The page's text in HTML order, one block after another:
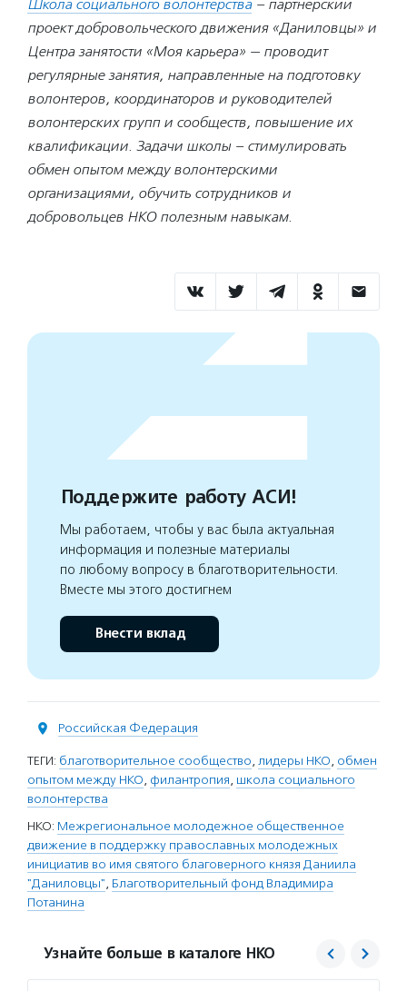
Школа социального волонтерства– партнерский
проект добровольческого движения «Даниловцы» и
Центра занятости «Моя карьера» — проводит
регулярные занятия, направленные на подготовку
волонтеров, координаторов и руководителей
волонтерских групп и сообществ, повышение их
квалификации. Задачи школы – стимулировать
обмен опытом между волонтерскими
организациями, обучить сотрудников и
добровольцев НКО полезным навыкам.
Поддержите работу АСИ!
Мы работаем, чтобы у вас была актуальная
информация и полезные материалы
по любому вопросу в благотворительности.
Вместе мы этого достигнем
Внести вклад
Российская Федерация
ТЕГИ: благотворительное сообщество, лидеры НКО, обмен
опытом между НКО, филантропия, школа социального
волонтерства
НКО: Межрегиональное молодежное общественное
движение в поддержку православных молодежных
инициатив во имя святого благоверного князя Даниила
"Даниловцы", Благотворительный фонд Владимира
Потанина
Узнайте больше в каталоге НКО